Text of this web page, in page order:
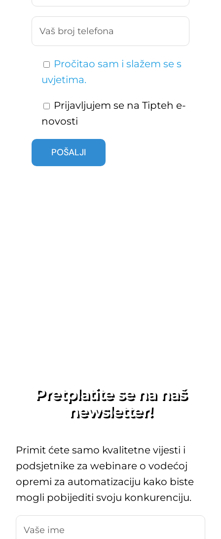
Pročitao sam i slažem se s
uvjetima.
Prijavljujem se na Tipteh e-
novosti
Pretplatite se na naš
newsletter!
Primit ćete samo kvalitetne vijesti i
podsjetnike za webinare o vodećoj
opremi za automatizaciju kako biste
mogli pobijediti svoju konkurenciju.